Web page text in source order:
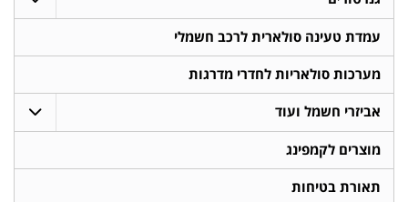
עמדת טעינה סולארית לרכב חשמלי
מערכות סולאריות לחדרי מדרגות
אביזרי חשמל ועוד
מוצרים לקמפינג
תאורת בטיחות